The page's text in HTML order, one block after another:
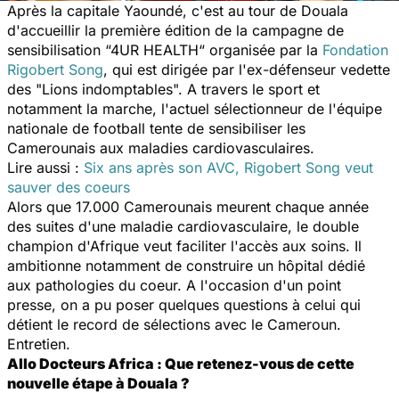
Après la capitale Yaoundé, c'est au tour de Douala
d'accueillir la première édition de la campagne de
sensibilisation “4UR HEALTH“ organisée par la Fondation
Rigobert Song, qui est dirigée par l'ex-défenseur vedette
des "Lions indomptables". A travers le sport et
notamment la marche, l'actuel sélectionneur de l'équipe
nationale de football tente de sensibiliser les
Camerounais aux maladies cardiovasculaires.
Lire aussi : Six ans après son AVC, Rigobert Song veut
sauver des coeurs
Alors que 17.000 Camerounais meurent chaque année
des suites d'une maladie cardiovasculaire, le double
champion d'Afrique veut faciliter l'accès aux soins. Il
ambitionne notamment de construire un hôpital dédié
aux pathologies du coeur. A l'occasion d'un point
presse, on a pu poser quelques questions à celui qui
détient le record de sélections avec le Cameroun.
Entretien.
Allo Docteurs Africa : Que retenez-vous de cette
nouvelle étape à Douala ?